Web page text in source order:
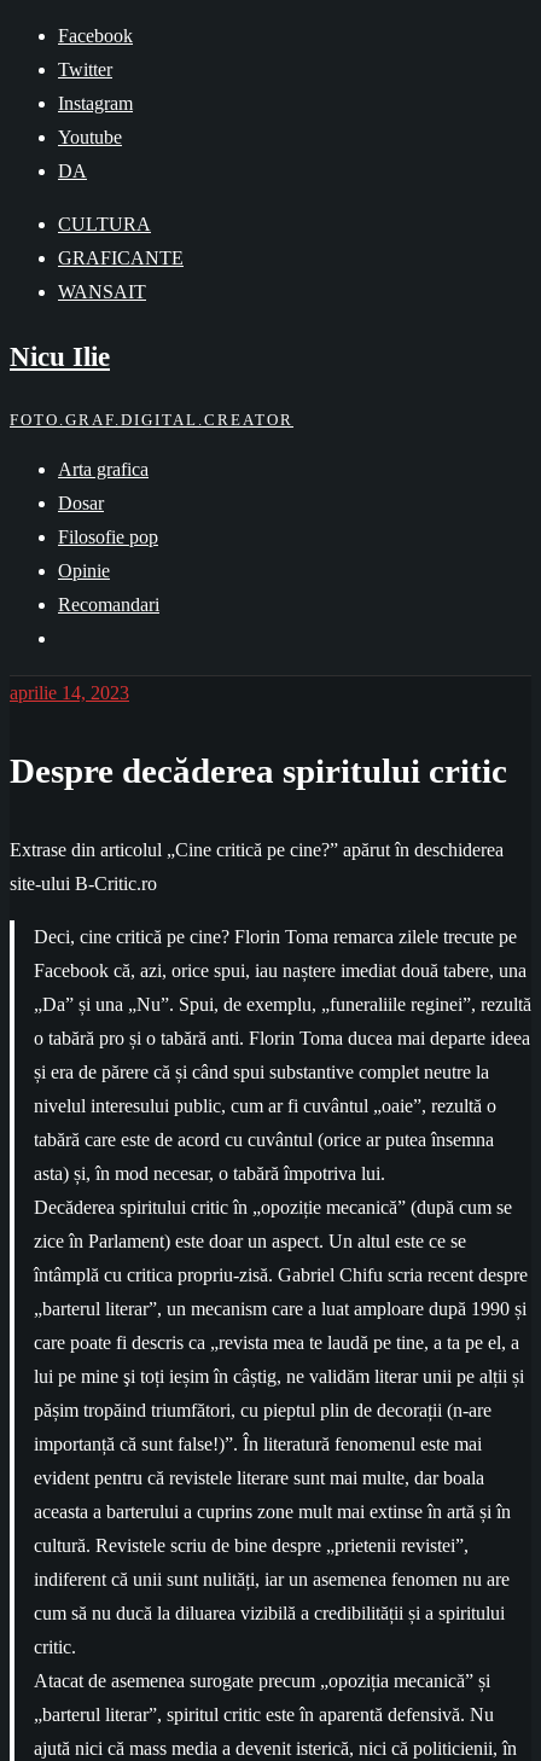
Skip
content
Facebook
Twitter
Instagram
Youtube
DA
CULTURA
GRAFICANTE
WANSAIT
Nicu Ilie
FOTO.GRAF.DIGITAL.CREATOR
Arta grafica
Dosar
Filosofie pop
Opinie
Recomandari
aprilie 14, 2023
Despre decăderea spiritului critic
Extrase din articolul „Cine critică pe cine?” apărut în deschiderea
site-ului B-Critic.ro
Deci, cine critică pe cine? Florin Toma remarca zilele trecute pe
Facebook că, azi, orice spui, iau naștere imediat două tabere, una
„Da” și una „Nu”. Spui, de exemplu, „funeraliile reginei”, rezultă
o tabără pro și o tabără anti. Florin Toma ducea mai departe ideea
și era de părere că și când spui substantive complet neutre la
nivelul interesului public, cum ar fi cuvântul „oaie”, rezultă o
tabără care este de acord cu cuvântul (orice ar putea însemna
asta) și, în mod necesar, o tabără împotriva lui.
Decăderea spiritului critic în „opoziție mecanică” (după cum se
zice în Parlament) este doar un aspect. Un altul este ce se
întâmplă cu critica propriu-zisă. Gabriel Chifu scria recent despre
„barterul literar”, un mecanism care a luat amploare după 1990 și
care poate fi descris ca „revista mea te laudă pe tine, a ta pe el, a
lui pe mine şi toți ieșim în câștig, ne validăm literar unii pe alții și
pășim tropăind triumfători, cu pieptul plin de decorații (n-are
importanță că sunt false!)”. În literatură fenomenul este mai
evident pentru că revistele literare sunt mai multe, dar boala
aceasta a barterului a cuprins zone mult mai extinse în artă și în
cultură. Revistele scriu de bine despre „prietenii revistei”,
indiferent că unii sunt nulități, iar un asemenea fenomen nu are
cum să nu ducă la diluarea vizibilă a credibilității și a spiritului
critic.
Atacat de asemenea surogate precum „opoziția mecanică” și
„barterul literar”, spiritul critic este în aparentă defensivă. Nu
ajută nici că mass media a devenit isterică, nici că politicienii, în